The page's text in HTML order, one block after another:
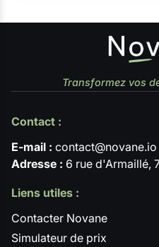
Transformez vos
Contact :
E-mail : contact@novane.io
Adresse : 6 rue d'Armaillé,
Liens utiles :
Contacter Novane
Simulateur de prix